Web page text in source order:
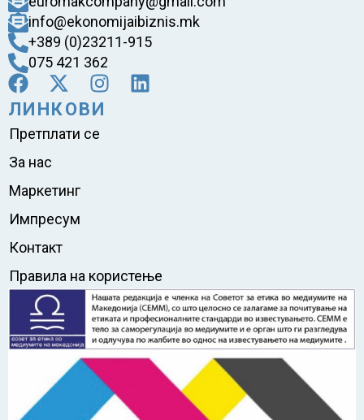
info@ekonomijaibiznis.mk
+389 (0)23211-915
075 421 362
ЛИНКОВИ
Претплати се
За нас
Маркетинг
Импресум
Контакт
Правила на користење